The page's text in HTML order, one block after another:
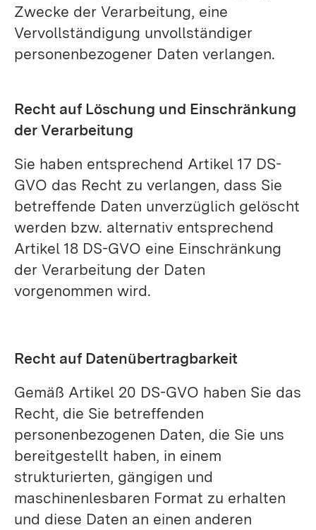
Zwecke der Verarbeitung, eine
Vervollständigung unvollständiger
personenbezogener Daten verlangen.
Recht auf Löschung und Einschränkung
der Verarbeitung
Sie haben entsprechend Artikel 17 DS-
GVO das Recht zu verlangen, dass Sie
betreffende Daten unverzüglich gelöscht
werden bzw. alternativ entsprechend
Artikel 18 DS-GVO eine Einschränkung
der Verarbeitung der Daten
vorgenommen wird.
Recht auf Datenübertragbarkeit
Gemäß Artikel 20 DS-GVO haben Sie das
Recht, die Sie betreffenden
personenbezogenen Daten, die Sie uns
bereitgestellt haben, in einem
strukturierten, gängigen und
maschinenlesbaren Format zu erhalten
und diese Daten an einen anderen